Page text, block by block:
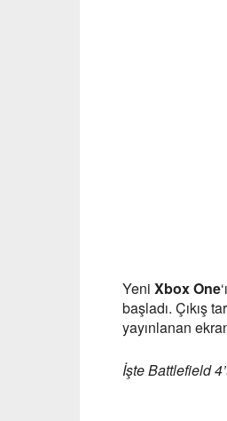
Yeni Xbox One
başladı. Çıkış
yayınlanan
İşte Battlefield